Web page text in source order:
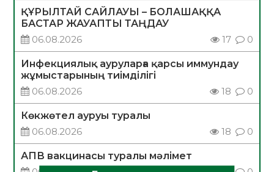
ҚҰРЫЛТАЙ САЙЛАУЫ – БОЛАШАҚҚА
БАСТАР ЖАУАПТЫ ТАҢДАУ
06.08.2026
17 0
Инфекциялық ауруларға қарсы иммундау
жұмыстарының тиімділігі
06.08.2026
18 0
Көкжөтел ауруы туралы
06.08.2026
18 0
АПВ вакцинасы туралы мәлімет